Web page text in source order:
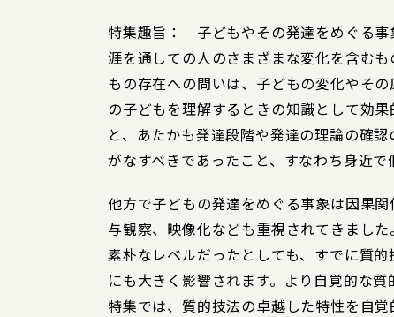
特集趣旨： 子どもやその発達をめぐる事
涯を通しての人のさまざまな変化を含む
もの存在への問いは、子どもの変化やそ
の子どもを理解するときの知識として効
と、あたかも発達段階や発達の理論の確
がなすべきであったこと、すなわち身近
他方で子どもの発達をめぐる事象は因果
与観察、映像化なども重視されてきまし
素朴なレベルだったとしても、すでに質
にも大きく影響されます。より自覚的な
特集では、質的技法の卓越した特性を自